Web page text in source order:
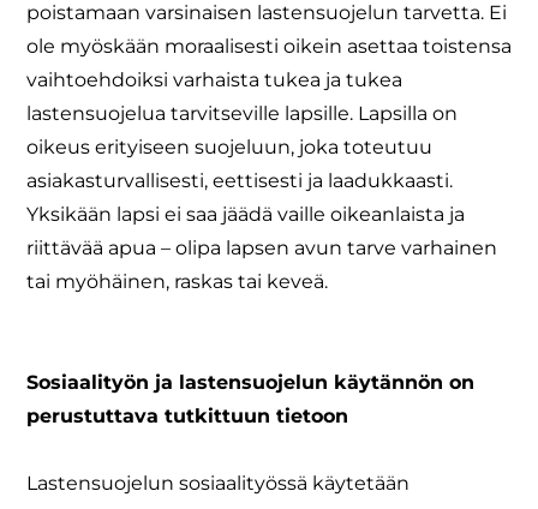
poistamaan varsinaisen lastensuojelun tarvetta. Ei
ole myöskään moraalisesti oikein asettaa toistensa
vaihtoehdoiksi varhaista tukea ja tukea
lastensuojelua tarvitseville lapsille. Lapsilla on
oikeus erityiseen suojeluun, joka toteutuu
asiakasturvallisesti, eettisesti ja laadukkaasti.
Yksikään lapsi ei saa jäädä vaille oikeanlaista ja
riittävää apua – olipa lapsen avun tarve varhainen
tai myöhäinen, raskas tai keveä.
Sosiaalityön ja lastensuojelun käytännön on
perustuttava tutkittuun tietoon
Lastensuojelun sosiaalityössä käytetään